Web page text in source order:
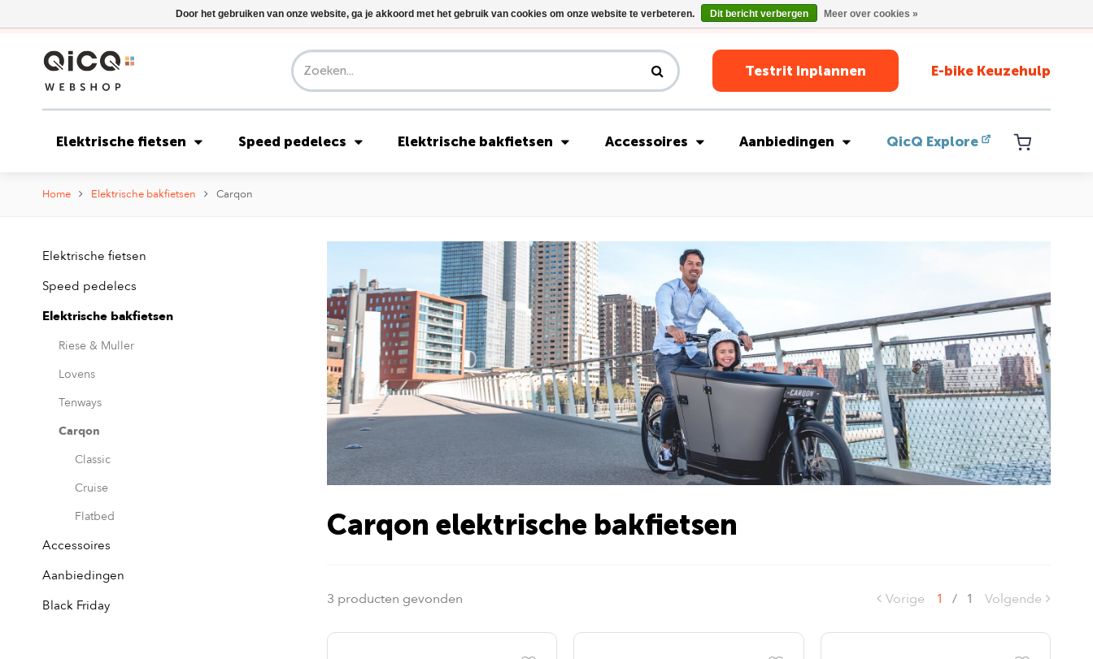
Riese & Müller Nevo5 Silent Core nu direct uit voorraad leverbaar!
Testrit Inplannen E-bike Keuzehulp
Elektrische fietsen Speed pedelecs Elektrische bakfietsen Accessoires Aanbiedingen QicQ Explore
Home Elektrische bakfietsen Carqon
Elektrische fietsen
Speed pedelecs
Elektrische bakfietsen
Riese & Muller
Lovens
Tenways
Carqon
Classic
Cruise
Flatbed
Accessoires
Aanbiedingen
Black Friday
Carqon elektrische bakfietsen
3 producten gevonden Vorige 1 / 1 Volgende
Door het gebruiken van onze website, ga je akkoord met het gebruik van cookies om onze website te verbeteren. Dit bericht verbergen Meer over cookies »